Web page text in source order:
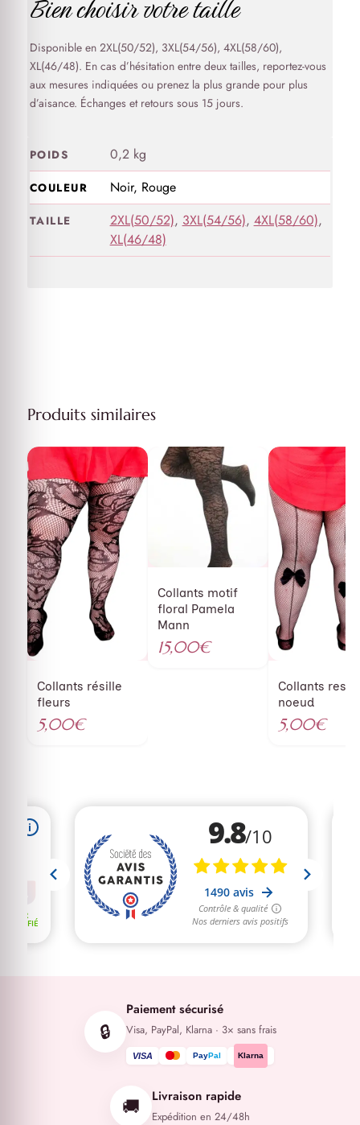
Bien choisir votre taille
Disponible en 2XL(50/52), 3XL(54/56), 4XL(58/60),
XL(46/48). En cas d’hésitation entre deux tailles, reportez-vous
aux mesures indiquées ou prenez la plus grande pour plus
d’aisance. Échanges et retours sous 15 jours.
POIDS 0,2 kg
COULEUR Noir, Rouge
TAILLE 2XL(50/52), 3XL(54/56), 4XL(58/60),
XL(46/48)
Produits similaires
Collants résille
fleurs
5,00€
Collants motif
floral Pamela
Mann
15,00€
Collants
noeud
5,00€
🔒
Paiement sécurisé
Visa, PayPal, Klarna · 3× sans frais
VISA PayPal Klarna
🚚 Livraison rapide
Expédition en 24/48h